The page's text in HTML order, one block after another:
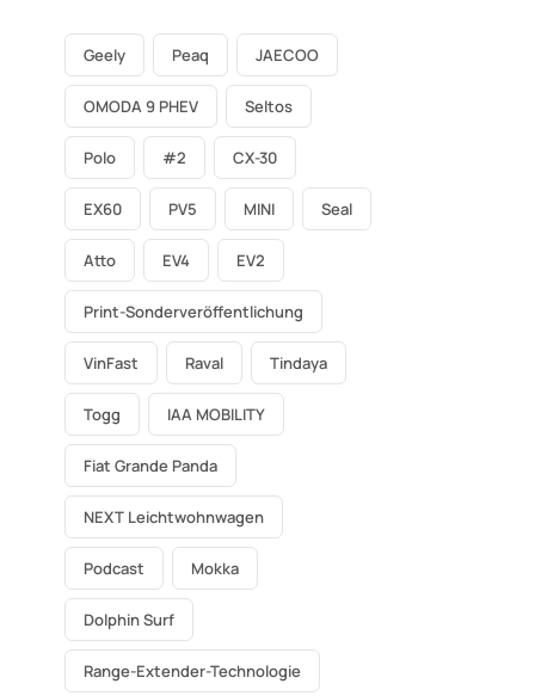
Geely Peaq JAECOO
OMODA 9 PHEV Seltos
Polo #2 CX-30
EX60 PV5 MINI Seal
Atto EV4 EV2
Print-Sonderveröffentlichung
VinFast Raval Tindaya
Togg IAA MOBILITY
Fiat Grande Panda
NEXT Leichtwohnwagen
Podcast Mokka
Dolphin Surf
Range-Extender-Technologie